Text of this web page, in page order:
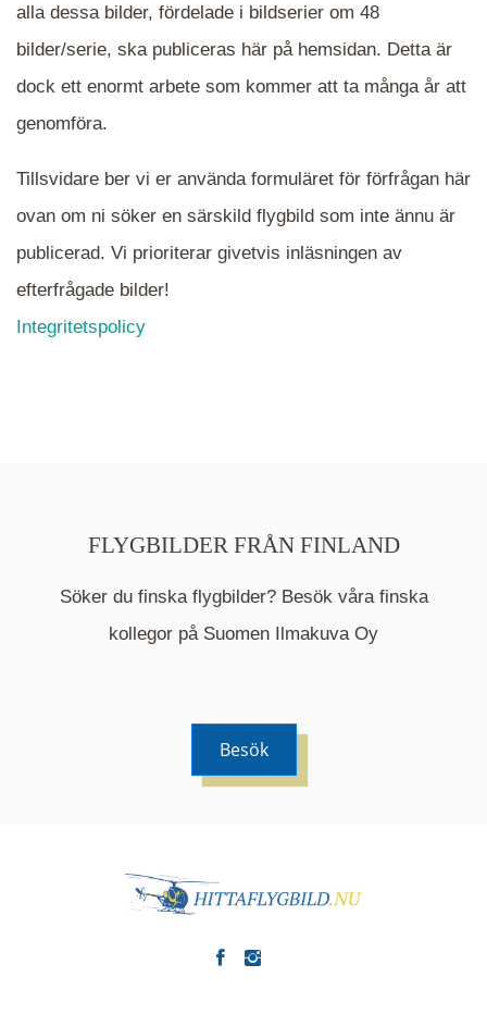
När du ser blåa, röda eller gröna mappar är det
en serie i varje. Dra i kartan för att komma
närmare det område Du söker och klicka på
mappen.
Mappen är en medelpunkt över fotat område och
kommer nu visa de fastigheter som finns just här.
alla dessa bilder, fördelade i bildserier om 48
bilder/serie, ska publiceras här på hemsidan. Detta är
dock ett enormt arbete som kommer att ta många år att
genomföra.
Tillsvidare ber vi er använda formuläret för förfrågan här
ovan om ni söker en särskild flygbild som inte ännu är
publicerad. Vi prioriterar givetvis inläsningen av
efterfrågade bilder!
Integritetspolicy
FLYGBILDER FRÅN FINLAND
Söker du finska flygbilder? Besök våra finska
kollegor på Suomen Ilmakuva Oy
Besök